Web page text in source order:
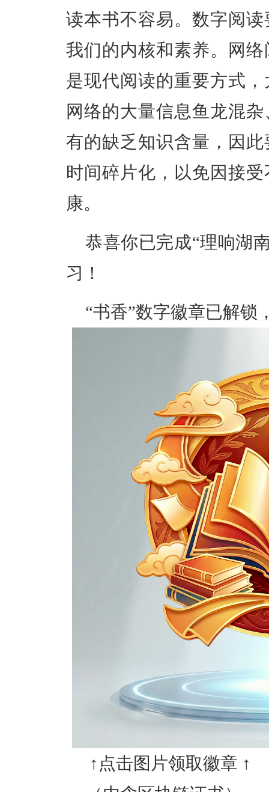
读本书不容易。数字阅
我们的内核和素养。
网
是现代阅读的重要方式
网络的大量信息鱼龙混
有的缺乏知识含量，因此
时间碎片化，以免因接
康。
恭喜你已完成“理响湖
习！
“书香”数字徽章已解锁
↑ 点击图片领取徽章 ↑